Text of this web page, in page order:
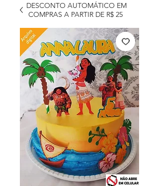
DESCONTO AUTOMÁTICO EM
COMPRAS A PARTIR DE R$ 25